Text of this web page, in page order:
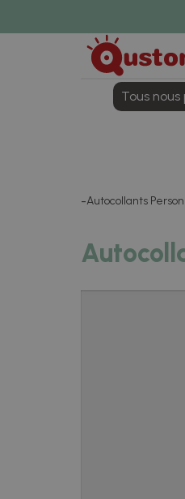
Tous nous
Autocollants